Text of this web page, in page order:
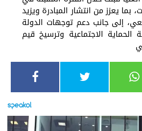
بما يعزز من انتشار المبادرة ويزيد
إلى جانب دعم توجهات الدولة
الاجتماعية وترسيخ قيم